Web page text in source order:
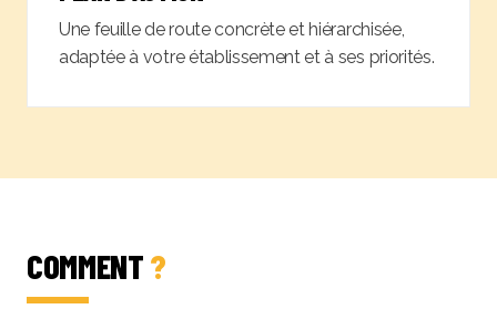
Une feuille de route concrète et hiérarchisée,
adaptée à votre établissement et à ses priorités.
COMMENT?